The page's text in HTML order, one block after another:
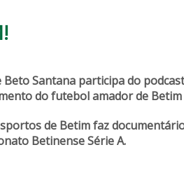
Beto Santana participa do
do futebol amador de Betim
de Betim faz
Betinense Série A.